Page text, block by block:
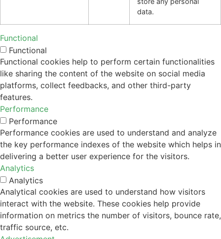
data.
Functional
Functional
Functional cookies help to perform certain functionalities
like sharing the content of the website on social media
platforms, collect feedbacks, and other third-party
features.
Performance
Performance
Performance cookies are used to understand and analyze
the key performance indexes of the website which helps in
delivering a better user experience for the visitors.
Analytics
Analytics
Analytical cookies are used to understand how visitors
interact with the website. These cookies help provide
information on metrics the number of visitors, bounce rate,
traffic source, etc.